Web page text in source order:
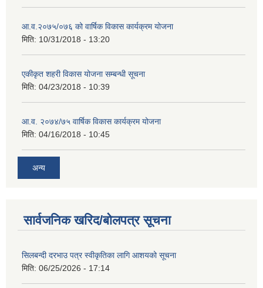
आ.व.२०७५/०७६ को वार्षिक विकास कार्यक्रम योजना
मिति: 10/31/2018 - 13:20
एकीकृत शहरी विकास योजना सम्बन्धी सूचना
मिति: 04/23/2018 - 10:39
आ.व. २०७४/७५ वार्षिक विकास कार्यक्रम योजना
मिति: 04/16/2018 - 10:45
अन्य
सार्वजनिक खरिद/बोलपत्र सूचना
सिलबन्दी दरभाउ पत्र स्वीकृतिका लागि आशयको सूचना
मिति: 06/25/2026 - 17:14